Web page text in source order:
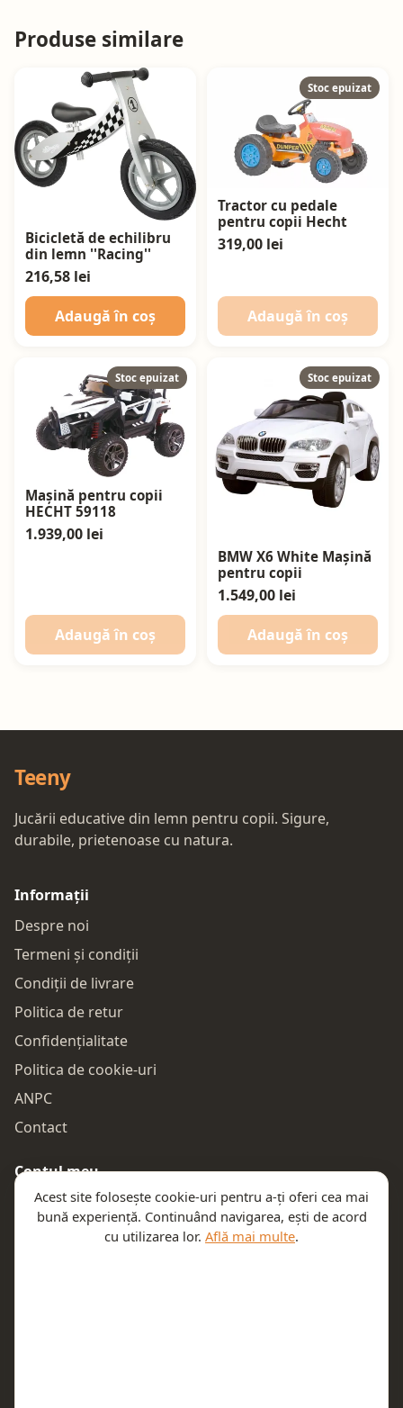
Produse similare
Bicicletă de echilibru
din lemn ''Racing''
216,58 lei
Adaugă în coș
Stoc epuizat
Tractor cu pedale
pentru copii Hecht
319,00 lei
Adaugă în coș
Stoc epuizat
Mașină pentru copii
HECHT 59118
1.939,00 lei
Adaugă în coș
Stoc epuizat
BMW X6 White Mașină
pentru copii
1.549,00 lei
Adaugă în coș
Teeny
Jucării educative din lemn pentru copii. Sigure,
durabile, prietenoase cu natura.
Informații
Despre noi
Termeni și condiții
Condiții de livrare
Politica de retur
Confidențialitate
Politica de cookie-uri
ANPC
Contact
Contul meu
Autentificare
Comenzile mele
Acest site folosește cookie-uri pentru a-ți oferi cea mai
bună experiență. Continuând navigarea, ești de acord
cu utilizarea lor. Află mai multe.